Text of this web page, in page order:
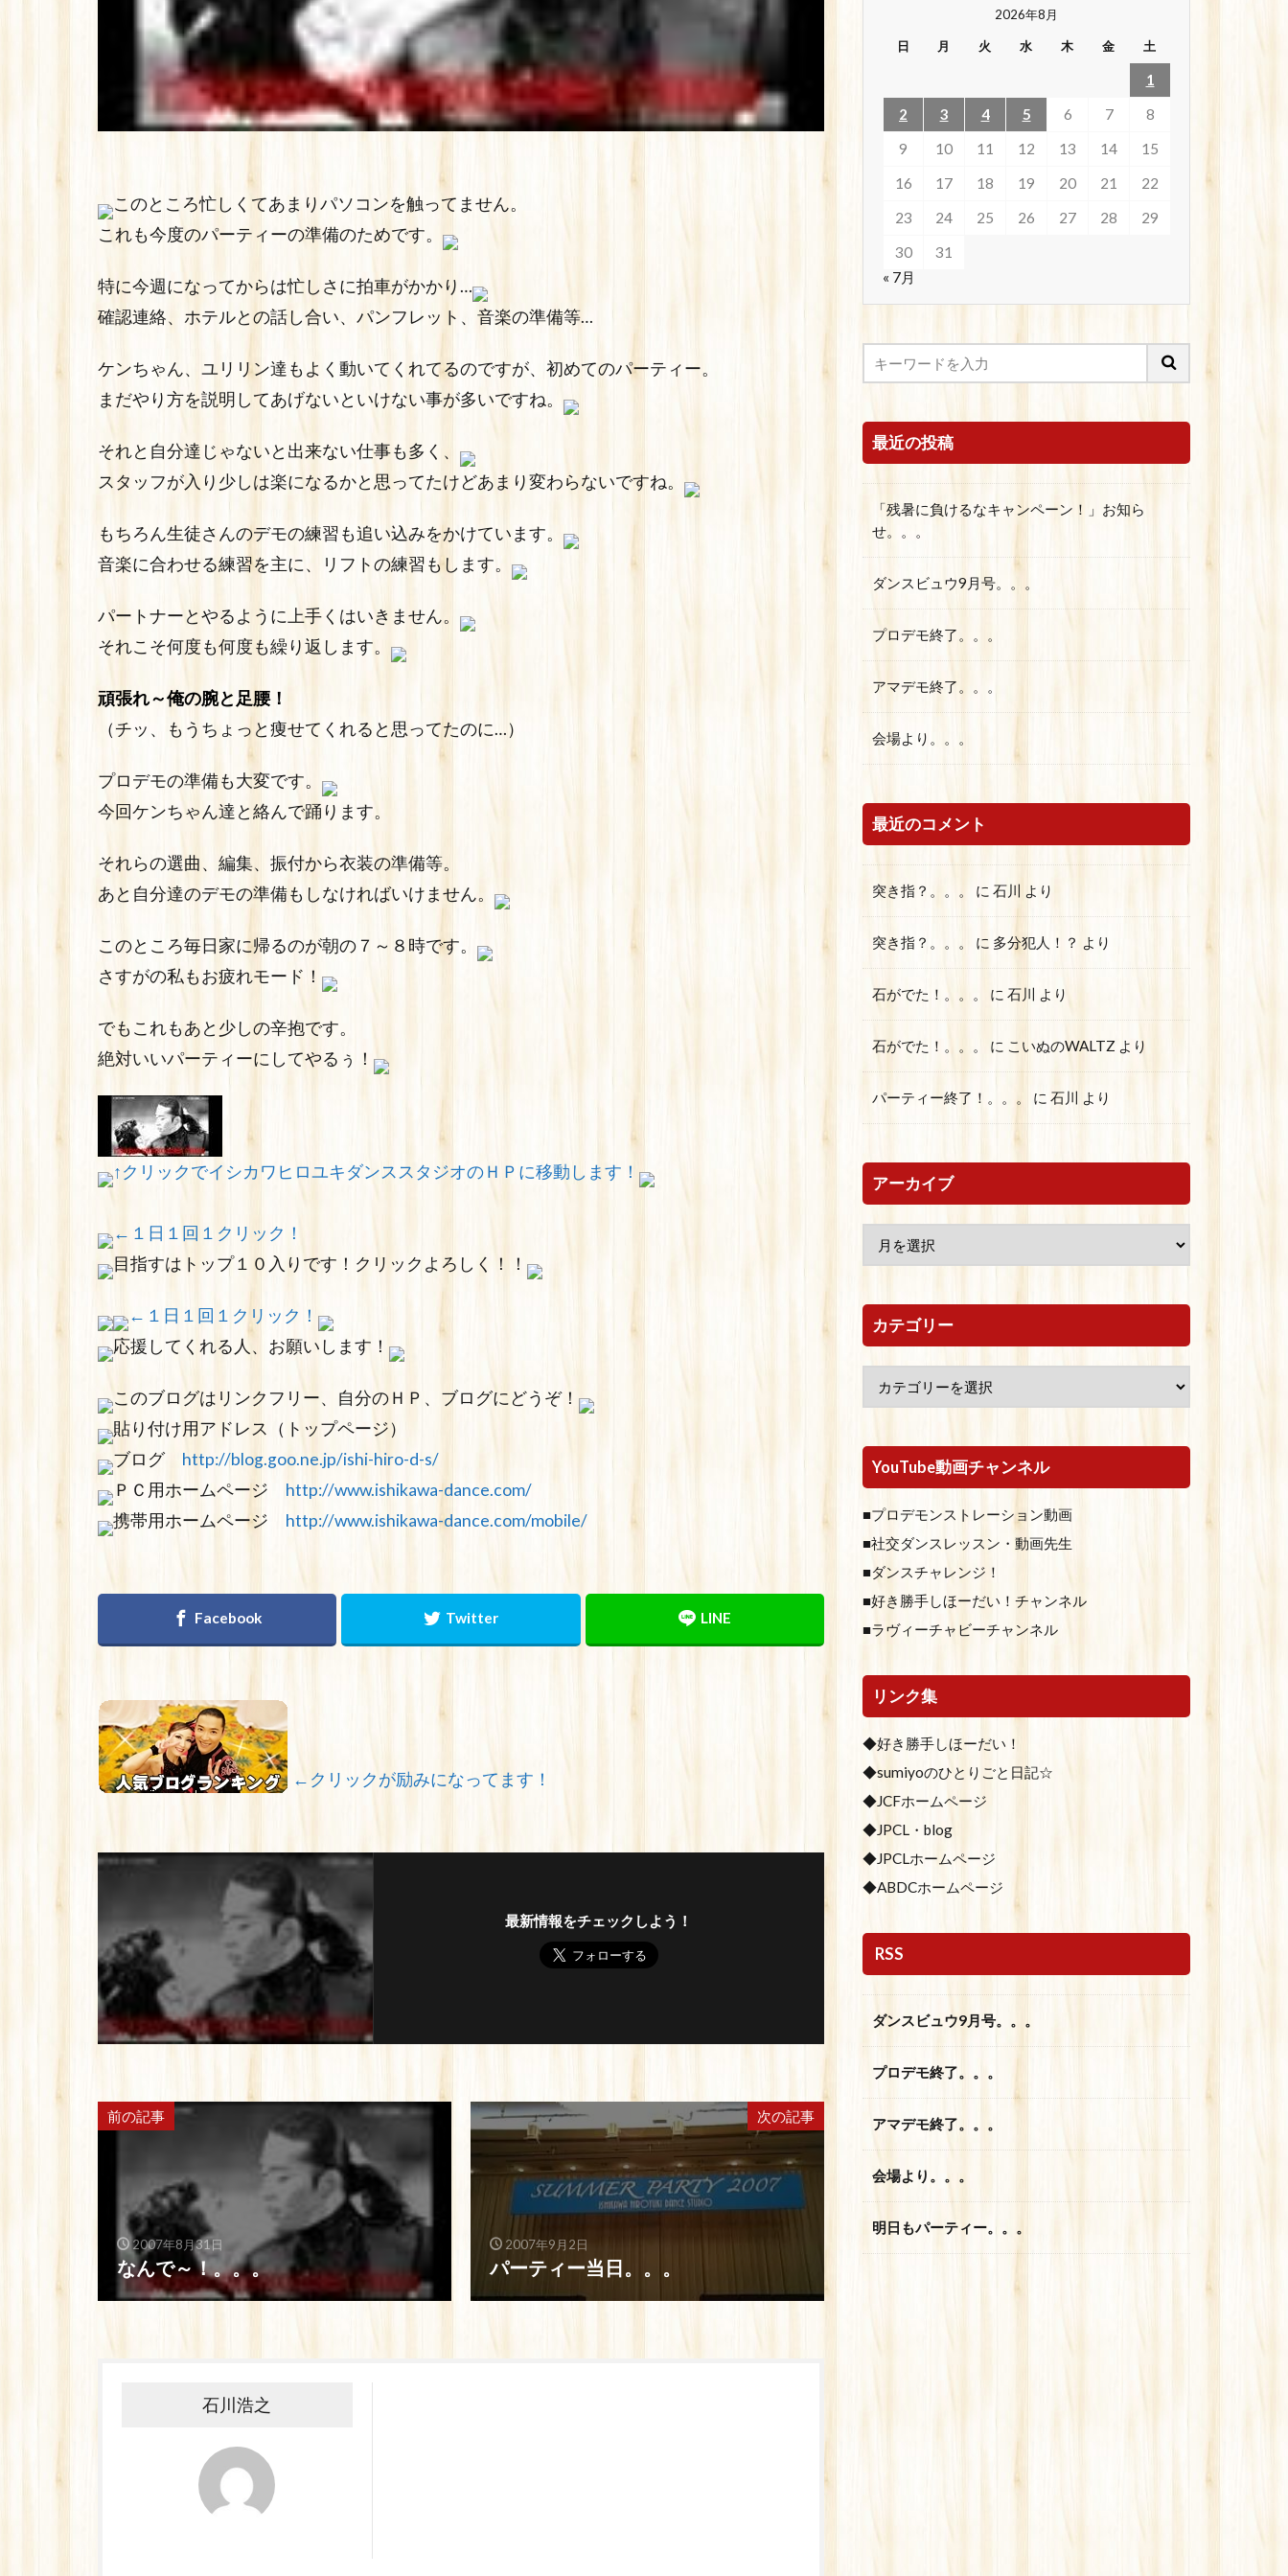
このところ忙しくてあまりパソコンを触ってません。
これも今度のパーティーの準備のためです。
特に今週になってからは忙しさに拍車がかかり…
確認連絡、ホテルとの話し合い、パンフレット、音楽の準備等…
ケンちゃん、ユリリン達もよく動いてくれてるのですが、初めてのパーティー。
まだやり方を説明してあげないといけない事が多いですね。
それと自分達じゃないと出来ない仕事も多く、
スタッフが入り少しは楽になるかと思ってたけどあまり変わらないですね。
もちろん生徒さんのデモの練習も追い込みをかけています。
音楽に合わせる練習を主に、リフトの練習もします。
パートナーとやるように上手くはいきません。
それこそ何度も何度も繰り返します。
頑張れ～俺の腕と足腰！
（チッ、もうちょっと痩せてくれると思ってたのに…）
プロデモの準備も大変です。
今回ケンちゃん達と絡んで踊ります。
それらの選曲、編集、振付から衣装の準備等。
あと自分達のデモの準備もしなければいけません。
このところ毎日家に帰るのが朝の７～８時です。
さすがの私もお疲れモード！
でもこれもあと少しの辛抱です。
絶対いいパーティーにしてやるぅ！
↑クリックでイシカワヒロユキダンススタジオのＨＰに移動します！
←１日１回１クリック！
目指すはトップ１０入りです！クリックよろしく！！
←１日１回１クリック！
応援してくれる人、お願いします！
このブログはリンクフリー、自分のＨＰ、ブログにどうぞ！
貼り付け用アドレス（トップページ）
ブログ http://blog.goo.ne.jp/ishi-hiro-d-s/
ＰＣ用ホームページ http://www.ishikawa-dance.com/
携帯用ホームページ http://www.ishikawa-dance.com/mobile/
←クリックが励みになってます！
最新情報をチェックしよう！
前の記事
2007年8月31日
なんで～！。。。
次の記事
2007年9月2日
パーティー当日。。。
石川浩之
2026年8月
日 月 火 水 木 金 土
1
2
3 4 5 6 7
8
9
10 11 12 13 14
15
16
17 18 19 20 21
22
23
24 25 26 27 28
29
30
31
« 7月
最近の投稿
「残暑に負けるなキャンペーン！」お知ら
せ。。。
ダンスビュウ9月号。。。
プロデモ終了。。。
アマデモ終了。。。
会場より。。。
最近のコメント
突き指？。。。 に 石川 より
突き指？。。。 に 多分犯人！？ より
石がでた！。。。 に 石川 より
石がでた！。。。 に こいぬのWALTZ より
パーティー終了！。。。 に 石川 より
アーカイブ
カテゴリー
YouTube動画チャンネル
■プロデモンストレーション動画
■社交ダンスレッスン・動画先生
■ダンスチャレンジ！
■好き勝手しほーだい！チャンネル
■ラヴィーチャビーチャンネル
リンク集
◆好き勝手しほーだい！
◆sumiyoのひとりごと日記☆
◆JCFホームページ
◆JPCL・blog
◆JPCLホームページ
◆ABDCホームページ
RSS
ダンスビュウ9月号。。。
プロデモ終了。。。
アマデモ終了。。。
会場より。。。
明日もパーティー。。。